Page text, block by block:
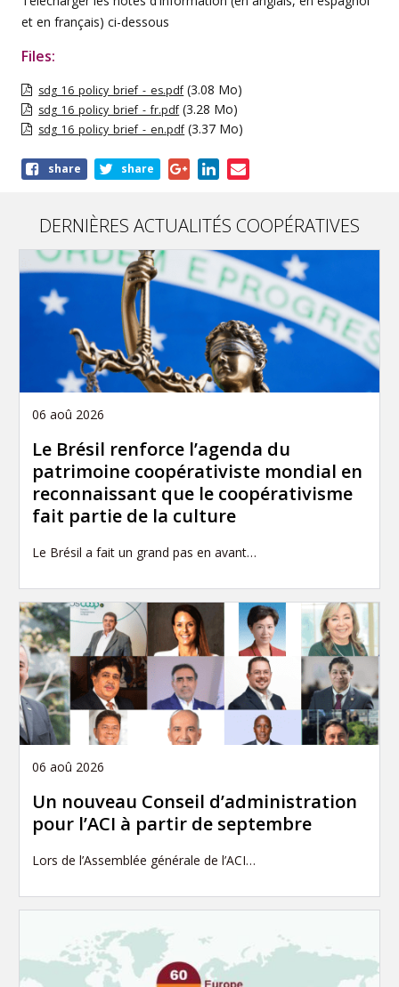
et en français) ci-dessous
Files:
sdg_16_policy_brief_-_es.pdf (3.08 Mo)
sdg_16_policy_brief_-_fr.pdf (3.28 Mo)
sdg_16_policy_brief_-_en.pdf (3.37 Mo)
Shareshare share
DERNIÈRES ACTUALITÉS COOPÉRATIVES
06 aoû 2026
Le Brésil renforce l’agenda du
patrimoine coopérativiste mondial en
reconnaissant que le coopérativisme
fait partie de la culture
Le Brésil a fait un grand pas en avant…
06 aoû 2026
Un nouveau Conseil d’administration
pour l’ACI à partir de septembre
Lors de l’Assemblée générale de l’ACI…